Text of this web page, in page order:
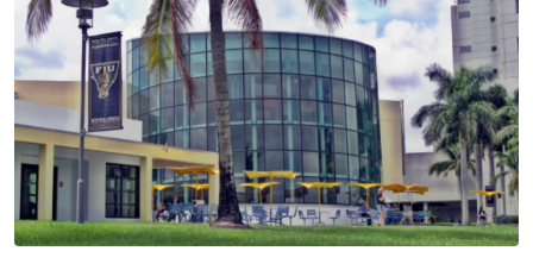
o
k
r I
n
e
s
s p
p